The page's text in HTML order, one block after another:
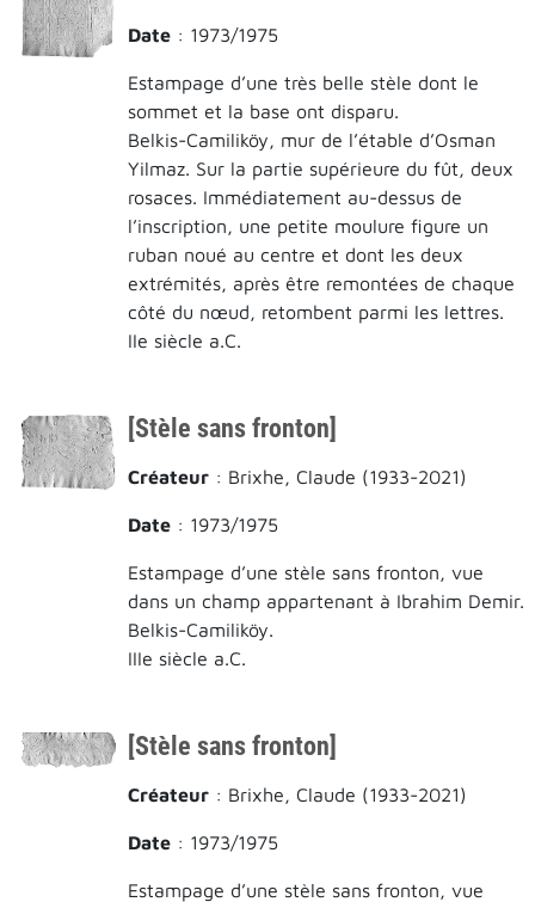
Date : 1973/1975
Estampage d’une très belle stèle dont le
sommet et la base ont disparu.
Belkis-Camiliköy, mur de l’étable d’Osman
Yilmaz. Sur la partie supérieure du fût, deux
rosaces. Immédiatement au-dessus de
l’inscription, une petite moulure figure un
ruban noué au centre et dont les deux
extrémités, après être remontées de chaque
côté du nœud, retombent parmi les lettres.
IIe siècle a.C.
[Stèle sans fronton]
Créateur : Brixhe, Claude (1933-2021)
Date : 1973/1975
Estampage d’une stèle sans fronton, vue
dans un champ appartenant à Ibrahim Demir.
Belkis-Camiliköy.
IIIe siècle a.C.
[Stèle sans fronton]
Créateur : Brixhe, Claude (1933-2021)
Date : 1973/1975
Estampage d’une stèle sans fronton, vue